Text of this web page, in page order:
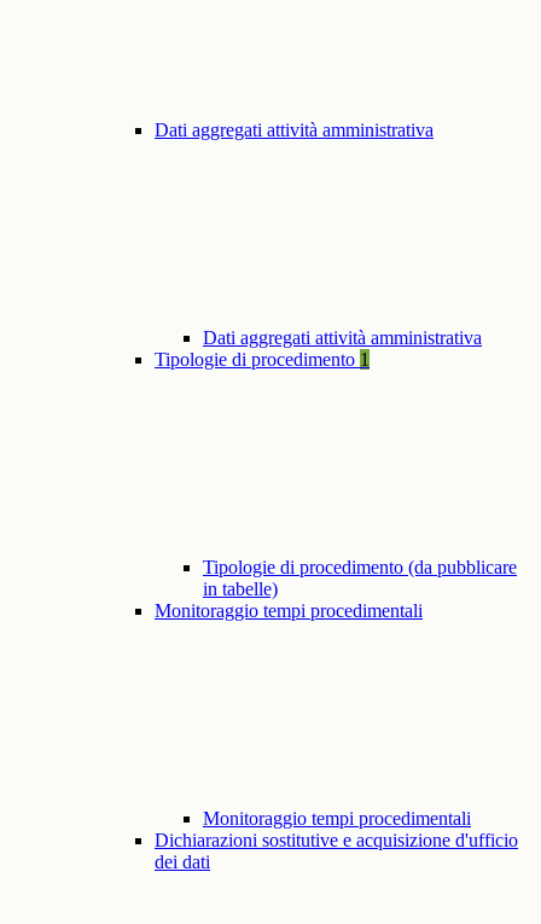
Dati aggregati attività amministrativa
Dati aggregati attività amministrativa
Tipologie di procedimento 1
Tipologie di procedimento (da pubblicare
in tabelle)
Monitoraggio tempi procedimentali
Monitoraggio tempi procedimentali
Dichiarazioni sostitutive e acquisizione d'ufficio
dei dati